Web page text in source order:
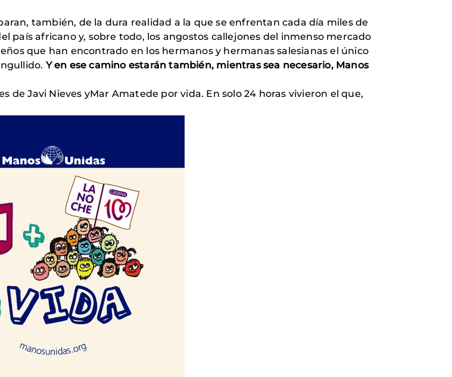
también, de la dura realidad a la que se enfrentan cada día miles de
país africano y, sobre todo, los angostos callejones del inmenso mercado
que han encontrado en los hermanos y hermanas salesianas el único
Y en ese camino estarán también, mientras sea necesario, Manos
de Javi Nieves yMar Amatede por vida. En solo 24 horas vivieron el que,